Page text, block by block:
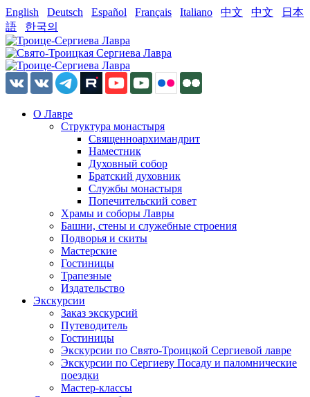
English Deutsch Español Français Italiano 中文 中文
日本
語
한국의
О Лавре
Структура монастыря
Священноархимандрит
Наместник
Духовный собор
Братский духовник
Службы монастыря
Попечительский совет
Храмы и соборы Лавры
Башни, стены и служебные строения
Подворья и скиты
Мастерские
Гостиницы
Трапезные
Издательство
Экскурсии
Заказ экскурсий
Путеводитель
Гостиницы
Экскурсии по Свято-Троицкой Сергиевой лавре
Экскурсии по Сергиеву Посаду и паломнические
поездки
Мастер-классы